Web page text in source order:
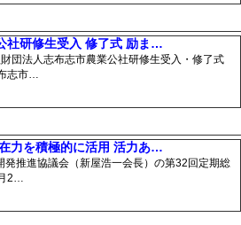
社研修生受入 修了式 励ま…
団法人志布志市農業公社研修生受入・修了式
志市…
力を積極的に活用 活力あ…
推進協議会（新屋浩一会長）の第32回定期総
2…